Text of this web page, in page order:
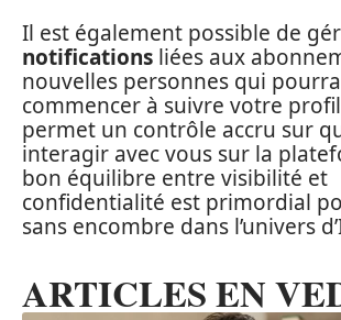
Il est également possible de
notifications liées aux
nouvelles personnes qui
commencer à suivre votre
permet un contrôle accru sur
interagir avec vous sur la
bon équilibre entre visibilité et
confidentialité est primordial
sans encombre dans l’univers
ARTICLES EN